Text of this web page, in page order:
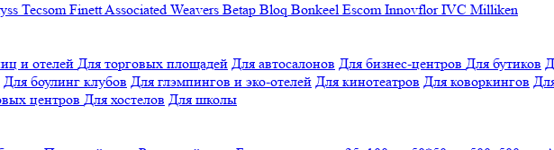
Tecsom FinettAssociated Weavers Betap Bloq Bonkeel Escom Innovflor IVC Milliken
и отелей Для торговых площадей Для автосалонов Для бизнес-центров Для бутиков
Для боулинг клубов Для глэмпингов и эко-отелей Для кинотеатров Для коворкингов
центров Для хостелов Для школы